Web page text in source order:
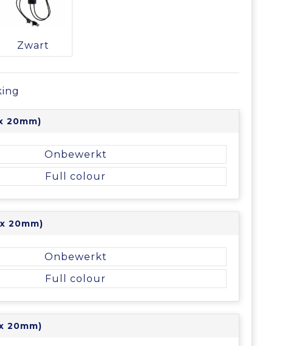
Zwart
20mm)
Onbewerkt
Full colour
20mm)
Onbewerkt
Full colour
20mm)